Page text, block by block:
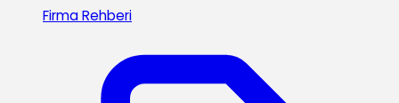
Firma Rehberi